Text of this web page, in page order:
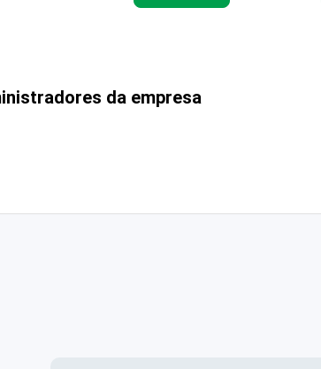
da empresa